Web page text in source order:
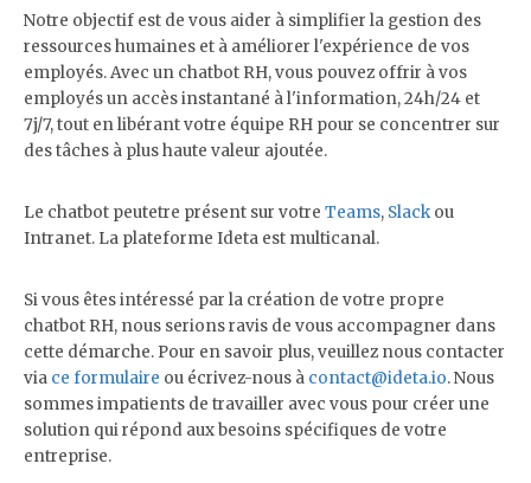
Notre objectif est de vous aider à simplifier la gestion des
ressources humaines et à améliorer l'expérience de vos
employés. Avec un chatbot RH, vous pouvez offrir à vos
employés un accès instantané à l'information, 24h/24 et
7j/7, tout en libérant votre équipe RH pour se concentrer sur
des tâches à plus haute valeur ajoutée.
Le chatbot peutetre présent sur votre Teams, Slackou
Intranet. La plateforme Ideta est multicanal.
Si vous êtes intéressé par la création de votre propre
chatbot RH, nous serions ravis de vous accompagner dans
cette démarche. Pour en savoir plus, veuillez nous contacter
via ce formulaire ou écrivez-nous à contact@ideta.io. Nous
sommes impatients de travailler avec vous pour créer une
solution qui répond aux besoins spécifiques de votre
entreprise.